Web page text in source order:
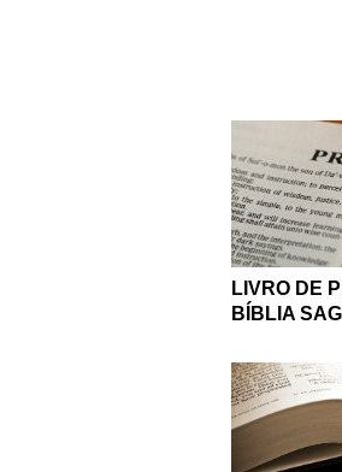
LIVRO DE
BÍBLIA